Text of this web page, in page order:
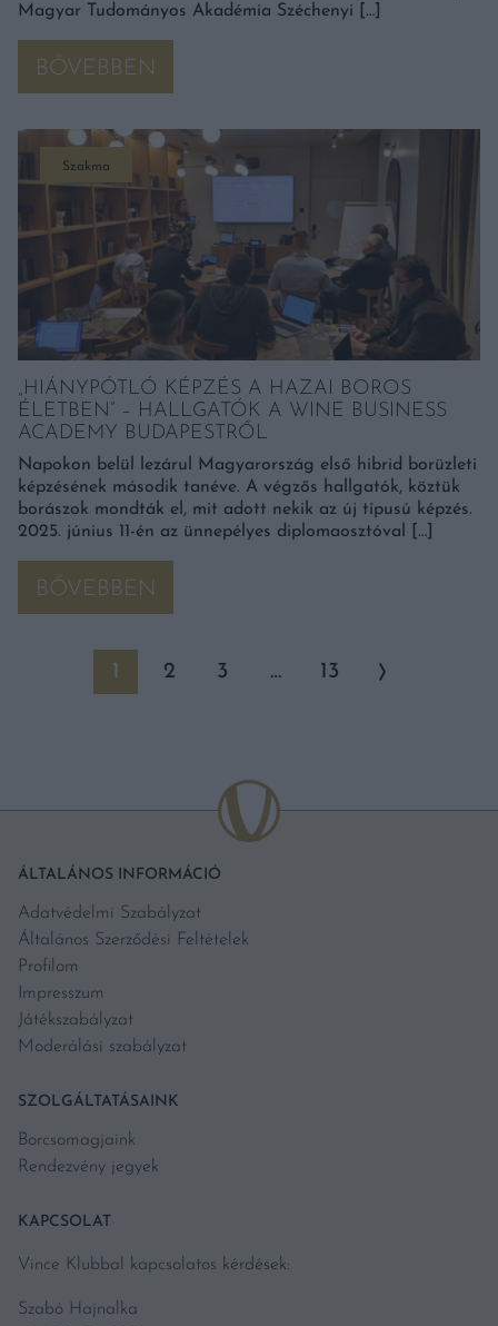
Magyar Tudományos Akadémia Széchenyi […]
BŐVEBBEN
Szakma
„HIÁNYPÓTLÓ KÉPZÉS A HAZAI BOROS
ÉLETBEN” – HALLGATÓK A WINE BUSINESS
ACADEMY BUDAPESTRŐL
Napokon belül lezárul Magyarország első hibrid borüzleti
képzésének második tanéve. A végzős hallgatók, köztük
borászok mondták el, mit adott nekik az új típusú képzés.
2025. június 11-én az ünnepélyes diplomaosztóval […]
BŐVEBBEN
1 2 3 … 13
ÁLTALÁNOS INFORMÁCIÓ
Adatvédelmi Szabályzat
Általános Szerződési Feltételek
Profilom
Impresszum
Játékszabályzat
Moderálási szabályzat
SZOLGÁLTATÁSAINK
Borcsomagjaink
Rendezvény jegyek
KAPCSOLAT
Vince Klubbal kapcsolatos kérdések:
Szabó Hajnalka